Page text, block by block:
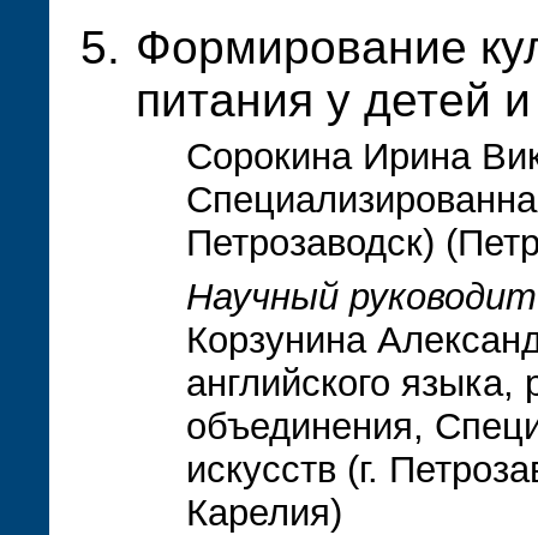
Формирование
питания у детей
Сорокина Ирина
Петрозаводск)
Научный
Корзунина
английского языка,
объединения,
искусств (г.
Карелия)